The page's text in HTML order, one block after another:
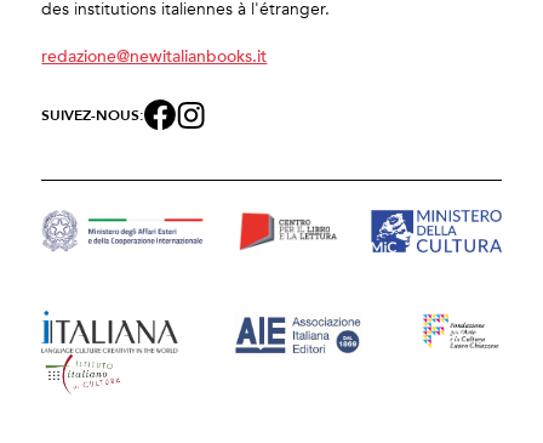
des institutions italiennes à l'étranger.
redazione@newitalianbooks.it
SUIVEZ-NOUS: